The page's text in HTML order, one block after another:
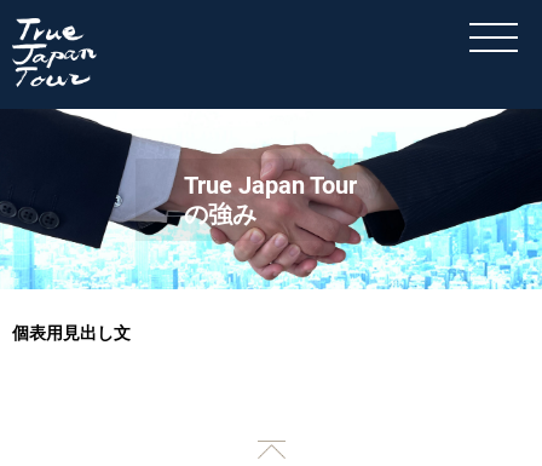
True Japan Tour
の強み
個表用見出し文